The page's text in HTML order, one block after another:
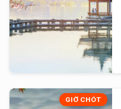
GIỜ CHÓT